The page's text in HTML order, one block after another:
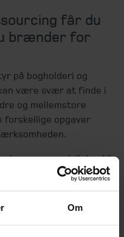
Om
får du
brænder for
på bogholderi og
være svær at finde i
og mellemstore
forskellige opgaver
du vores specialister til
af din økonomiske
opgaver ud af din
tid for dig og dine